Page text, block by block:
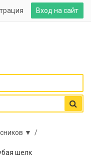
Вход на сайт
▼ /
шелк